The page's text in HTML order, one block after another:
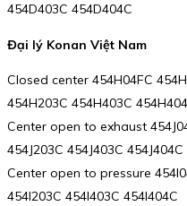
454D403C 454D404C
Đại lý Konan Việt Nam
Closed center 454H04FC
454H203C 454H403C
Center open to exhaust
454J203C 454J403C 454J404C
Center open to pressure
454I203C 454I403C 454I404C